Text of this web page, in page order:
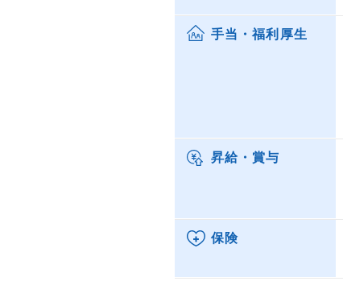
手当・福利厚生
昇給・賞与
保険